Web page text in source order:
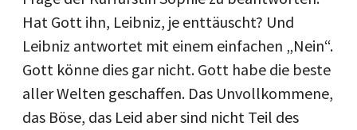
Hat Gott ihn, Leibniz, je enttäuscht? Und
Leibniz antwortet mit einem einfachen „Nein“.
Gott könne dies gar nicht. Gott habe die beste
aller Welten geschaffen. Das Unvollkommene,
das Böse, das Leid aber sind nicht Teil des